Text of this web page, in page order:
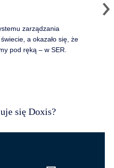
zarządzania
a okazało się, że
pod ręką – w SER.
się Doxis?